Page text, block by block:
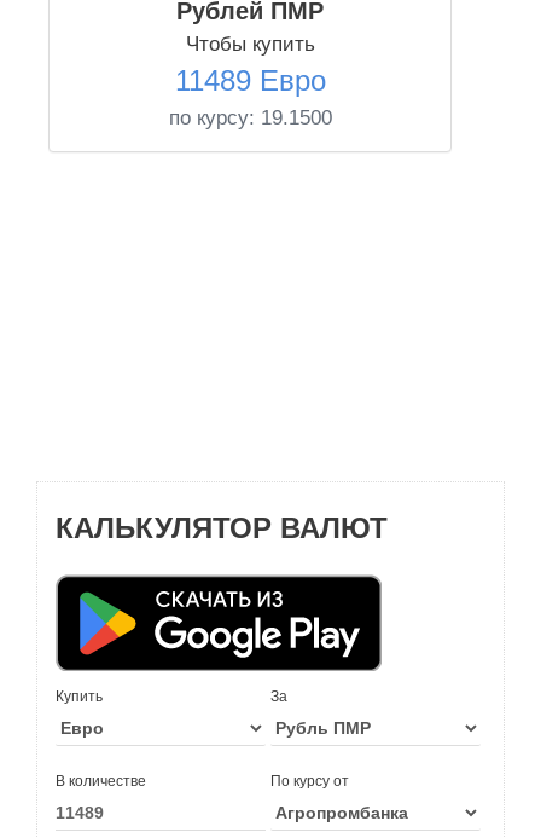
Рублей ПМР
Чтобы купить
11489 Евро
по курсу: 19.1500
КАЛЬКУЛЯТОР ВАЛЮТ
Купить За
В количестве По курсу от